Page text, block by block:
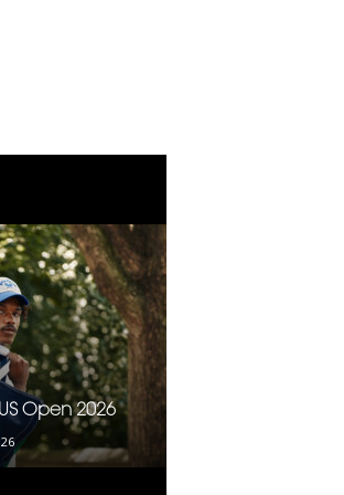
Open 2026